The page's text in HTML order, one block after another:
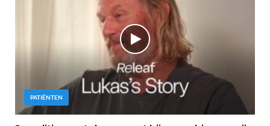
PATIËNTEN